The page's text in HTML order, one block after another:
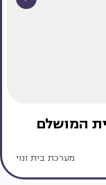
המושלם
מערכת בית ונוי